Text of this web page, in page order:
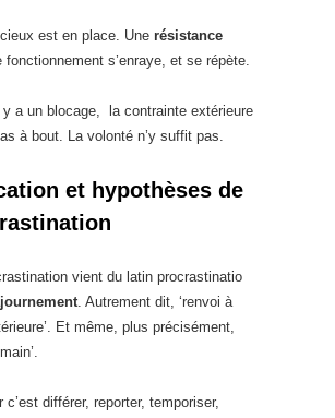
est en place. Une résistance
fonctionnement s’enraye, et se répète.
y a un blocage, la contrainte extérieure
à bout. La volonté n’y suffit pas.
et hypothèses de
vient du latin procrastinatio
. Autrement dit, ‘renvoi à
Et même, plus précisément,
c’est différer, reporter, temporiser,